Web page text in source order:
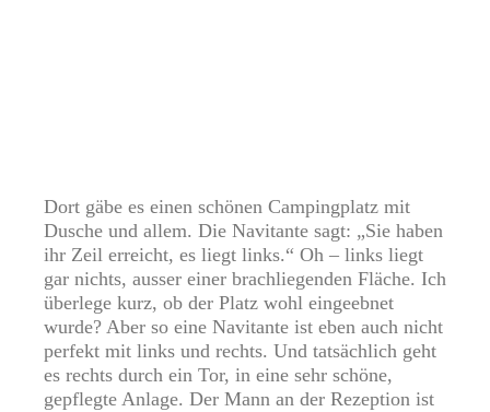
Dort gäbe es einen schönen Campingplatz mit
Dusche und allem. Die Navitante sagt: „Sie haben
ihr Zeil erreicht, es liegt links.“ Oh – links liegt
gar nichts, ausser einer brachliegenden Fläche. Ich
überlege kurz, ob der Platz wohl eingeebnet
wurde? Aber so eine Navitante ist eben auch nicht
perfekt mit links und rechts. Und tatsächlich geht
es rechts durch ein Tor, in eine sehr schöne,
gepflegte Anlage. Der Mann an der Rezeption ist